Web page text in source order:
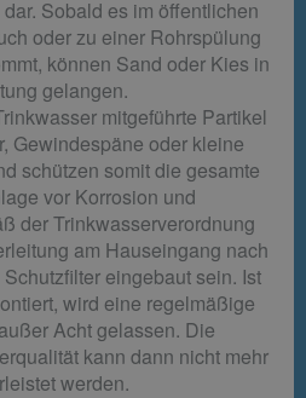
Sobald es im öffentlichen
oder zu einer Rohrspülung
können Sand oder Kies in
gelangen.
mitgeführte Partikel
Gewindespäne oder kleine
schützen somit die gesamte
vor Korrosion und
der Trinkwasserverordnung
am Hauseingang nach
eingebaut sein. Ist
wird eine regelmäßige
Acht gelassen. Die
kann dann nicht mehr
werden.